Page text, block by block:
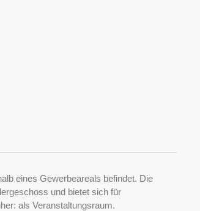
eines Gewerbeareals befindet. Die
und bietet sich für
als Veranstaltungsraum.